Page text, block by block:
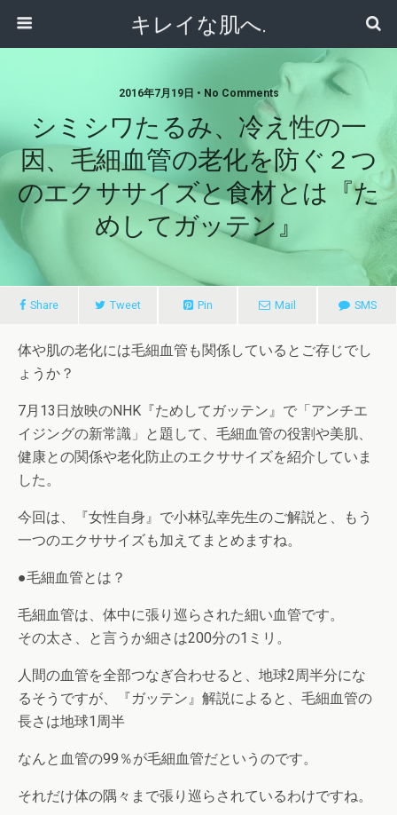
キレイな肌へ.
2016年7月19日 • No Comments
シミシワたるみ、冷え性の一
因、毛細血管の老化を防ぐ２つ
のエクササイズと食材とは『た
めしてガッテン』
Share Tweet Pin Mail SMS
体や肌の老化には毛細血管も関係しているとご存じでし
ょうか？
7月13日放映のNHK『ためしてガッテン』で「アンチエ
イジングの新常識」と題して、毛細血管の役割や美肌、
健康との関係や老化防止のエクササイズを紹介していま
した。
今回は、『女性自身』で小林弘幸先生のご解説と、もう
一つのエクササイズも加えてまとめますね。
●毛細血管とは？
毛細血管は、体中に張り巡らされた細い血管です。
その太さ、と言うか細さは200分の1ミリ。
人間の血管を全部つなぎ合わせると、地球2周半分にな
るそうですが、『ガッテン』解説によると、毛細血管の
長さは地球1周半
なんと血管の99％が毛細血管だというのです。
それだけ体の隅々まで張り巡らされているわけですね。